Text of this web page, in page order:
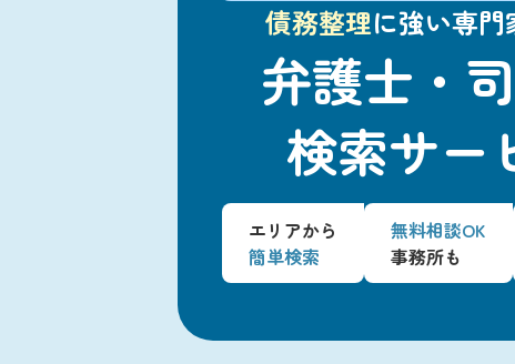
債務整理に強い専門
弁護士・
検索サー
エリアから
簡単検索
無料相談OK
事務所も